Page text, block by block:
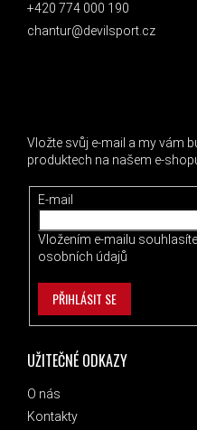
UŽITEČNÉ ODKAZY
O nás
Kontakty
+420 774 000 190
chantur@devilsport.cz
Vložte svůj e-mail a my vám
produktech na našem e-
E-mail
Vložením e-mailu
osobních údajů
PŘIHLÁSIT SE